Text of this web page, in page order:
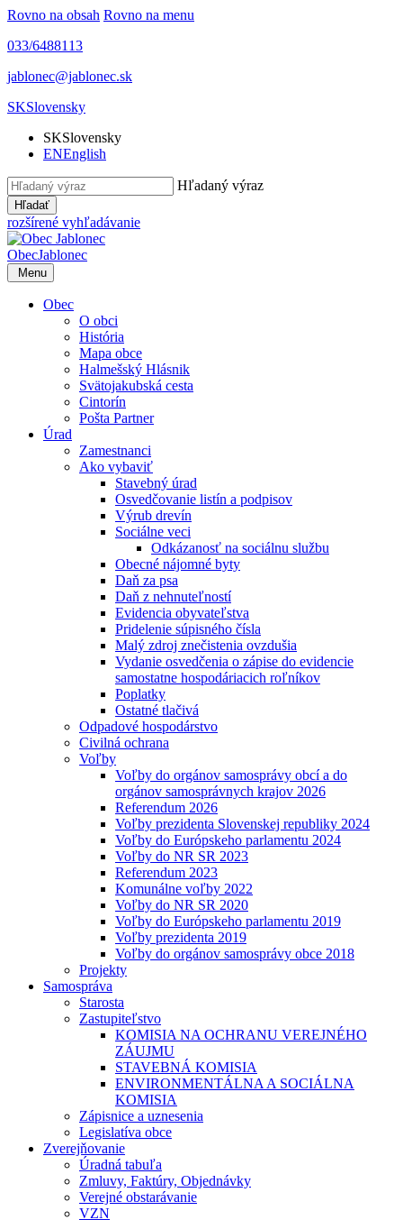
Rovno na obsah Rovno na menu
033/6488113
jablonec@jablonec.sk
SKSlovensky
SKSlovensky
ENEnglish
Hľadaný výraz
Hľadať
rozšírené vyhľadávanie
ObecJablonec
Menu
Obec
O obci
História
Mapa obce
Halmešský Hlásnik
Svätojakubská cesta
Cintorín
Pošta Partner
Úrad
Zamestnanci
Ako vybaviť
Stavebný úrad
Osvedčovanie listín a podpisov
Výrub drevín
Sociálne veci
Odkázanosť na sociálnu službu
Obecné nájomné byty
Daň za psa
Daň z nehnuteľností
Evidencia obyvateľstva
Pridelenie súpisného čísla
Malý zdroj znečistenia ovzdušia
Vydanie osvedčenia o zápise do evidencie
samostatne hospodáriacich roľníkov
Poplatky
Ostatné tlačivá
Odpadové hospodárstvo
Civilná ochrana
Voľby
Voľby do orgánov samosprávy obcí a do
orgánov samosprávnych krajov 2026
Referendum 2026
Voľby prezidenta Slovenskej republiky 2024
Voľby do Európskeho parlamentu 2024
Voľby do NR SR 2023
Referendum 2023
Komunálne voľby 2022
Voľby do NR SR 2020
Voľby do Európskeho parlamentu 2019
Voľby prezidenta 2019
Voľby do orgánov samosprávy obce 2018
Projekty
Samospráva
Starosta
Zastupiteľstvo
KOMISIA NA OCHRANU VEREJNÉHO
ZÁUJMU
STAVEBNÁ KOMISIA
ENVIRONMENTÁLNA A SOCIÁLNA
KOMISIA
Zápisnice a uznesenia
Legislatíva obce
Zverejňovanie
Úradná tabuľa
Zmluvy, Faktúry, Objednávky
Verejné obstarávanie
VZN